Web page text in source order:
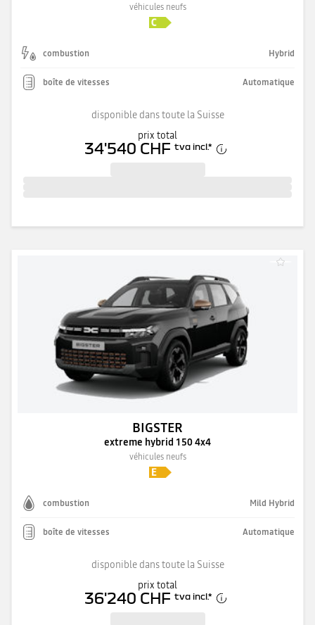
véhicules neufs
combustion Hybrid
boîte de vitesses Automatique
disponible dans toute la Suisse
prix total
34'540 CHF tva incl.*
BIGSTER
extreme hybrid 150 4x4
véhicules neufs
combustion Mild Hybrid
boîte de vitesses Automatique
disponible dans toute la Suisse
prix total
36'240 CHF tva incl.*